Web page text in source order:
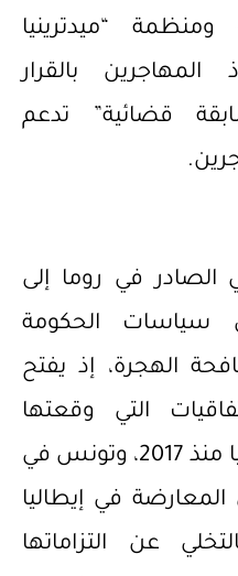
“ميدترينيا
المهاجرين بالقرار
قضائية” تدعم
الصادر في روما إلى
سياسات الحكومة
الهجرة، إذ يفتح
التي وقعتها
الحكومة الإيطالية مع ليبيا منذ 2017، وتونس في
المعارضة في إيطاليا
عن التزاماتها